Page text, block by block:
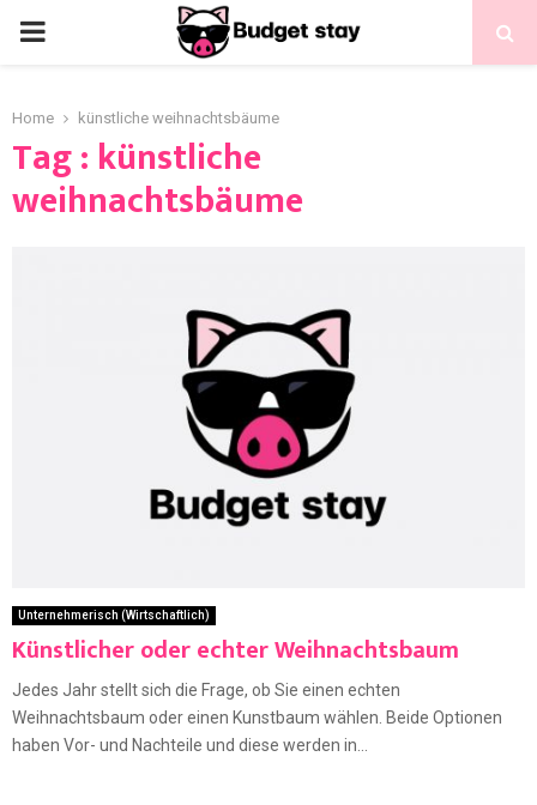
Home künstliche weihnachtsbäume
Tag : künstliche
weihnachtsbäume
Unternehmerisch (Wirtschaftlich)
Künstlicher oder echter Weihnachtsbaum
Jedes Jahr stellt sich die Frage, ob Sie einen echten
Weihnachtsbaum oder einen Kunstbaum wählen. Beide Optionen
haben Vor- und Nachteile und diese werden in...